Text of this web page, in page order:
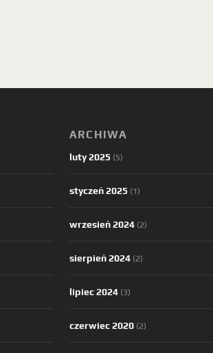
ARCHIWA
luty 2025 (5)
styczeń 2025 (1)
wrzesień 2024 (2)
sierpień 2024 (2)
lipiec 2024 (3)
czerwiec 2020 (2)